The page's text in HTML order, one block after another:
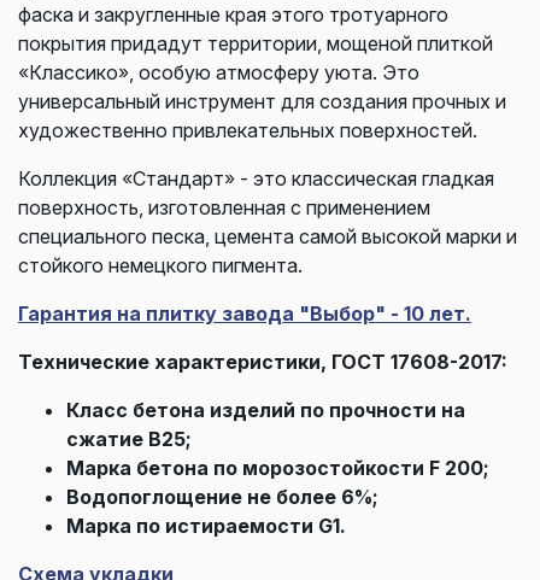
фаска и закругленные края этого тротуарного
покрытия придадут территории, мощеной плиткой
«Классико», особую атмосферу уюта. Это
универсальный инструмент для создания прочных и
художественно привлекательных поверхностей.
Коллекция «Стандарт» - это классическая гладкая
поверхность, изготовленная с применением
специального песка, цемента самой высокой марки и
стойкого немецкого пигмента.
Гарантия на плитку завода "Выбор" - 10 лет.
Технические характеристики, ГОСТ 17608-2017:
Класс бетона изделий по прочности на
сжатие В25;
Марка бетона по морозостойкости F 200;
Водопоглощение не более 6%;
Марка по истираемости G1.
Схема укладки